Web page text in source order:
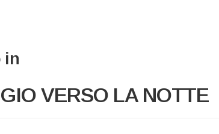
in
VERSO LA NOTTE